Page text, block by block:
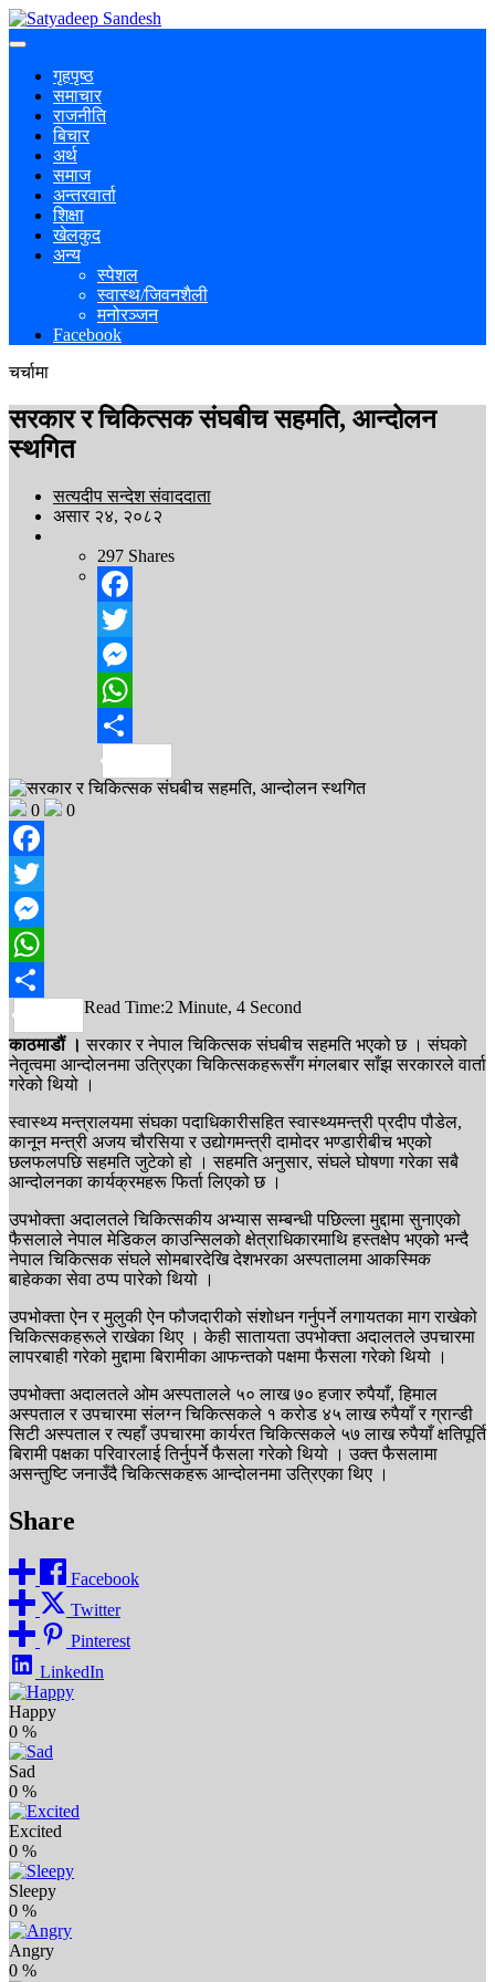
गृहपृष्ठ
समाचार
राजनीति
बिचार
अर्थ
समाज
अन्तरवार्ता
शिक्षा
खेलकुद
अन्य
स्पेशल
स्वास्थ/जिवनशैली
मनोरञ्जन
Facebook
चर्चामा
सरकार र चिकित्सक संघबीच सहमति, आन्दोलन
स्थगित
सत्यदीप सन्देश संवाददाता
असार २४, २०८२
297 Shares
Facebook
Twitter
Messenger
WhatsApp
0 0
Facebook
Twitter
Messenger
WhatsApp
Share
Read Time:2 Minute, 4 Second
काठमाडौं । सरकार र नेपाल चिकित्सक संघबीच सहमति भएको छ । संघको
नेतृत्वमा आन्दोलनमा उत्रिएका चिकित्सकहरूसँग मंगलबार साँझ सरकारले वार्ता
गरेको थियो ।
स्वास्थ्य मन्त्रालयमा संघका पदाधिकारीसहित स्वास्थ्यमन्त्री प्रदीप पौडेल,
कानून मन्त्री अजय चौरसिया र उद्योगमन्त्री दामोदर भण्डारीबीच भएको
छलफलपछि सहमति जुटेको हो । सहमति अनुसार, संघले घोषणा गरेका सबै
आन्दोलनका कार्यक्रमहरू फिर्ता लिएको छ ।
उपभोक्ता अदालतले चिकित्सकीय अभ्यास सम्बन्धी पछिल्ला मुद्दामा सुनाएको
फैसलाले नेपाल मेडिकल काउन्सिलको क्षेत्राधिकारमाथि हस्तक्षेप भएको भन्दै
नेपाल चिकित्सक संघले सोमबारदेखि देशभरका अस्पतालमा आकस्मिक
बाहेकका सेवा ठप्प पारेको थियो ।
उपभोक्ता ऐन र मुलुकी ऐन फौजदारीको संशोधन गर्नुपर्ने लगायतका माग राखेको
चिकित्सकहरूले राखेका थिए । केही सातायता उपभोक्ता अदालतले उपचारमा
लापरबाही गरेको मुद्दामा बिरामीका आफन्तको पक्षमा फैसला गरेको थियो ।
उपभोक्ता अदालतले ओम अस्पतालले ५० लाख ७० हजार रुपैयाँ, हिमाल
अस्पताल र उपचारमा संलग्न चिकित्सकले १ करोड ४५ लाख रुपैयाँ र ग्रान्डी
सिटी अस्पताल र त्यहाँ उपचारमा कार्यरत चिकित्सकले ५७ लाख रुपैयाँ क्षतिपूर्ति
बिरामी पक्षका परिवारलाई तिर्नुपर्ने फैसला गरेको थियो । उक्त फैसलामा
असन्तुष्टि जनाउँदै चिकित्सकहरू आन्दोलनमा उत्रिएका थिए ।
Share
Facebook
Twitter
Pinterest
LinkedIn
Happy
0 %
Sad
0 %
Excited
0 %
Sleepy
0 %
Angry
0 %